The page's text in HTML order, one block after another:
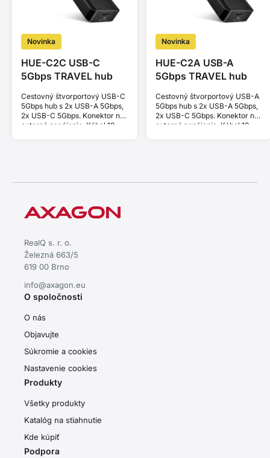
Novinka
HUE-C2C USB-C
5Gbps TRAVEL hub
Cestovný štvorportový USB-C
5Gbps hub s 2x USB-A 5Gbps,
2x USB-C 5Gbps. Konektor na
externé napájanie. Kábel 19
Novinka
HUE-C2A USB-A
5Gbps TRAVEL hub
Cestovný štvorportový USB-A
5Gbps hub s 2x USB-A 5Gbps,
2x USB-C 5Gbps. Konektor na
externé napájanie. Kábel 19
RealQ s. r. o.
Železná 663/5
619 00 Brno
info@axagon.eu
O spoločnosti
O nás
Objavujte
Súkromie a cookies
Nastavenie cookies
Produkty
Všetky produkty
Katalóg na stiahnutie
Kde kúpiť
Podpora